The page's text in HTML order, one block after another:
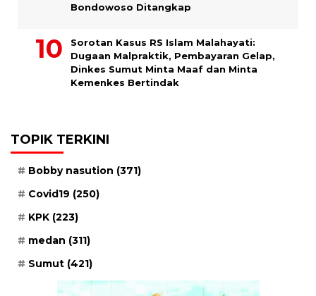
Bondowoso Ditangkap
Sorotan Kasus RS Islam Malahayati:
Dugaan Malpraktik, Pembayaran Gelap,
Dinkes Sumut Minta Maaf dan Minta
Kemenkes Bertindak
TOPIK TERKINI
Bobby nasution (371)
Covid19 (250)
KPK (223)
medan (311)
Sumut (421)